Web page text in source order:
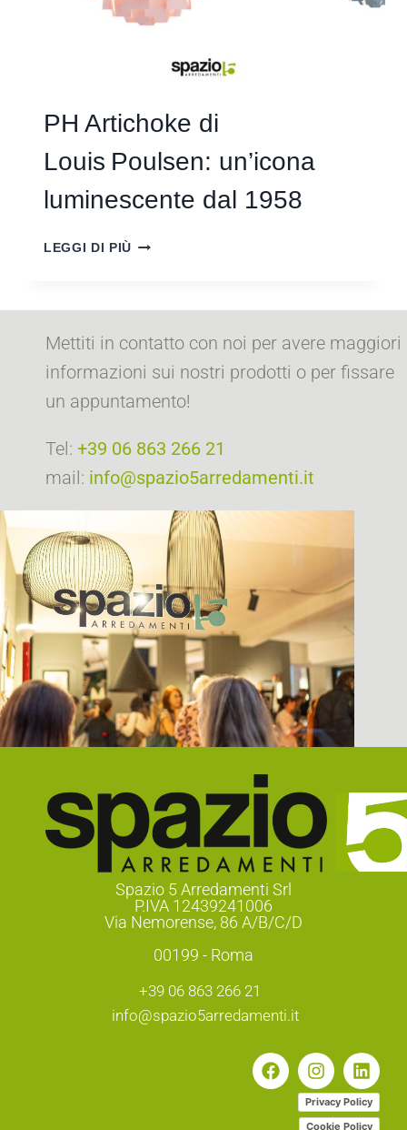
PH Artichoke di
Louis Poulsen: un’icona
luminescente dal 1958
LEGGI DI PIÙ
Mettiti in contatto con noi per avere maggiori
informazioni sui nostri prodotti o per fissare
un appuntamento!
Tel: +39 06 863 266 21
mail: info@spazio5arredamenti.it
Spazio 5 Arredamenti Srl
P.IVA 12439241006
Via Nemorense, 86 A/B/C/D
00199 - Roma
+39 06 863 266 21
info@spazio5arredamenti.it
Privacy Policy
Cookie Policy